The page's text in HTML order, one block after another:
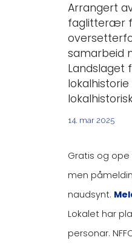
Arrangert
faglitterær
samarbeid
Landslaget
14. mar 2025
Gratis og
men
naudsynt. M
Lokalet har
personar.